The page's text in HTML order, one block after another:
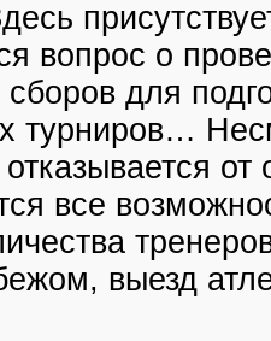
вопрос о
для
турниров…
отказывается
все
выезд